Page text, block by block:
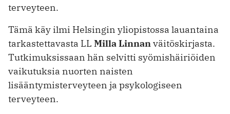
terveyteen.
Tämä käy ilmi Helsingin yliopistossa lauantaina
tarkastettavasta LL Milla Linnanväitöskirjasta.
Tutkimuksissaan hän selvitti syömishäiriöiden
vaikutuksia nuorten naisten
lisääntymisterveyteen ja psykologiseen
terveyteen.